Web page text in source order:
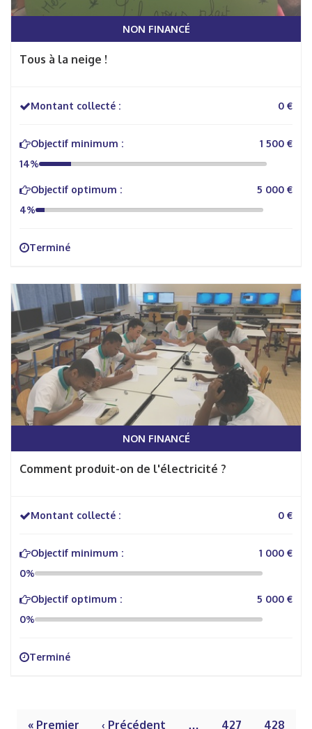
NON FINANCÉ
Tous à la neige !
Montant collecté : 0 €
Objectif minimum :
1 500 €
14%
Objectif optimum :
5 000 €
4%
Terminé
NON FINANCÉ
Comment produit-on de l'électricité ?
Montant collecté : 0 €
Objectif minimum :
1 000 €
0%
Objectif optimum :
5 000 €
0%
Terminé
« Premier ‹ Précédent … 427 428